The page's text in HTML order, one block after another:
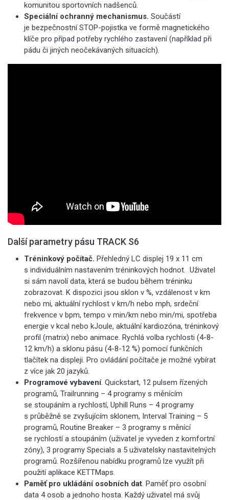
komunitou sportovních nadšenců.
Speciální ochranný mechanismus. Součástí
je bezpečnostní STOP-pojistka ve formě magnetického
klíče pro případ potřeby rychlého zastavení (například při
pádu či jiných neočekávaných situacích).
Další parametry pásu TRACK S6
Tréninkový počítač. Přehledný LC displej 19 x 11 cm
s individuálním nastavením tréninkových hodnot. Uživatel
si sám navolí data, která se budou během tréninku
zobrazovat. K dispozici jsou sklon v %, vzdálenost v km
nebo mi, aktuální rychlost v km/h nebo mph, srdeční
frekvence v bpm, tempo v min/km nebo min/mi, spotřeba
energie v kcal nebo kJoule, aktuální kardiozóna, tréninkový
profil (matrix) nebo animace. Rychlá volba rychlosti (4-8-
12 km/h) a sklonu pásu (4-8-12 %) pomocí funkčních
tlačítek na displeji. Pro ovládání počítače je možné vybírat
z více jak 20 jazyků.
Programové vybavení. Quickstart, 12 pulsem řízených
programů, Trailrunning – 4 programy s měnícím
se stoupáním a rychlostí, Uphill Runs – 4 programy
s průběžně se zvyšujícím sklonem, Interval Training – 5
programů, Routine Breaker – 3 programy s měnící
se rychlostí a stoupáním (uživatel je vyveden z komfortní
zóny), 3 programy Specials a 5 uživatelsky nastavitelných
programů. Rozšířenou nabídku programů lze využít při
použití aplikace KETTMaps.
Paměť pro ukládání osobních dat. Paměť pro osobní
data 4 osob a jednoho hosta. Každý uživatel má svůj